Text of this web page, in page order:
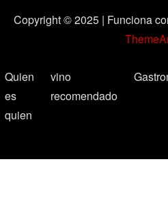
Copyright © 2025 | Funciona
Quien
es
quien
vino
recomendado